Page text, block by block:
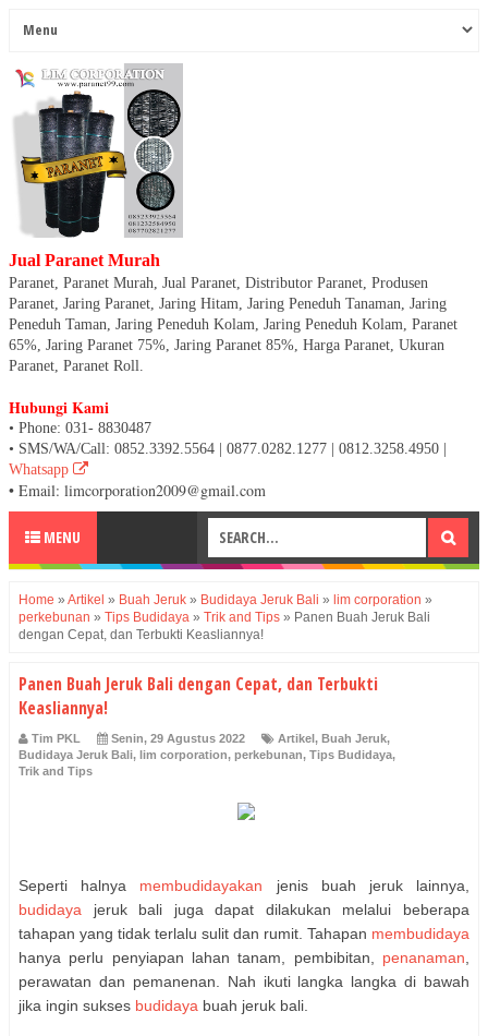
Jual Paranet Murah
Paranet, Paranet Murah, Jual Paranet, Distributor Paranet, Produsen
Paranet, Jaring Paranet, Jaring Hitam, Jaring Peneduh Tanaman, Jaring
Peneduh Taman, Jaring Peneduh Kolam, Jaring Peneduh Kolam, Paranet
65%, Jaring Paranet 75%, Jaring Paranet 85%, Harga Paranet, Ukuran
Paranet, Paranet Roll.
Hubungi Kami
• Phone: 031- 8830487
• SMS/WA/Call: 0852.3392.5564 | 0877.0282.1277 | 0812.3258.4950 |
Whatsapp
• Email: limcorporation2009@gmail.com
MENU
Home » Artikel » Buah Jeruk » Budidaya Jeruk Bali » lim corporation »
perkebunan » Tips Budidaya » Trik and Tips » Panen Buah Jeruk Bali
dengan Cepat, dan Terbukti Keasliannya!
Panen Buah Jeruk Bali dengan Cepat, dan Terbukti
Keasliannya!
Tim PKL Senin, 29 Agustus 2022 Artikel, Buah Jeruk,
Budidaya Jeruk Bali, lim corporation, perkebunan, Tips Budidaya,
Trik and Tips
Seperti halnya membudidayakan jenis buah jeruk lainnya,
budidaya jeruk bali juga dapat dilakukan melalui beberapa
tahapan yang tidak terlalu sulit dan rumit. Tahapan membudidaya
hanya perlu penyiapan lahan tanam, pembibitan, penanaman
perawatan dan pemanenan. Nah ikuti langka langka di bawah
jika ingin sukses budidaya buah jeruk bali.